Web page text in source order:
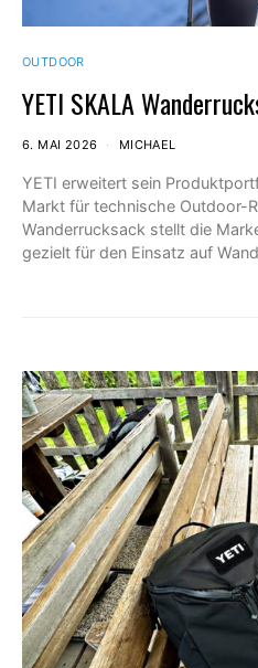
OUTDOOR
YETI SKALA
6. MAI 2026 MICHAEL
YETI erweitert sein
Markt für technische Outdoor-
Wanderrucksack stellt die
gezielt für den Einsatz auf